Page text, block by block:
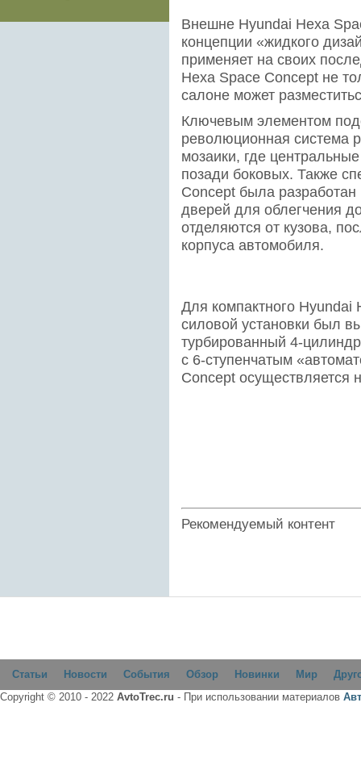
Внешне Hyundai Hexa
концепции «жидкого
применяет на своих
Hexa Space Concept не
салоне может
Ключевым элементом
революционная система
мозаики, где
позади боковых. Также
Concept была
дверей для облегчения
отделяются от кузова,
корпуса автомобиля.
Для компактного Hyundai
силовой установки был
турбированный 4-
с 6-ступенчатым
Concept осуществляется
Рекомендуемый контент
Статьи Новости События Обзор Новинки Мир
Copyright © 2010 - 2022 AvtoTrec.ru - При использовании материалов